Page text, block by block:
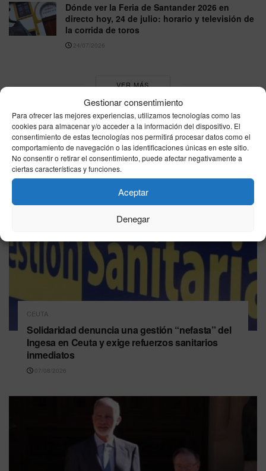
Gestionar consentimiento
Para ofrecer las mejores experiencias, utilizamos tecnologías como las
cookies para almacenar y/o acceder a la información del dispositivo. El
consentimiento de estas tecnologías nos permitirá procesar datos como el
comportamiento de navegación o las identificaciones únicas en este sitio.
No consentir o retirar el consentimiento, puede afectar negativamente a
ciertas características y funciones.
Aceptar
Denegar
Dónde ver la Feria de Santander 2026 en
directo hoy, 24 de julio: horario y televisión de
la corrida de toros
24/07/2026
VER MÁS
Última hora
CEUTA
Solidaridad denuncia una gestión “nefasta” del
Ingesa en Ceuta y exige refuerzos sanitarios
inmediatos
07/08/2026